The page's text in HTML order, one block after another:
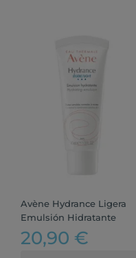
Avène Hydrance Ligera
Emulsión Hidratante
20,90 €